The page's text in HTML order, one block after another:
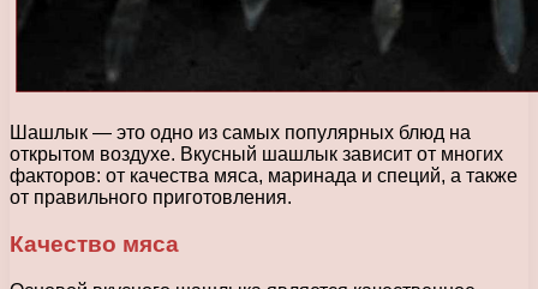
Шашлык — это одно из самых популярных блюд на
открытом воздухе. Вкусный шашлык зависит от многих
факторов: от качества мяса, маринада и специй, а также
от правильного приготовления.
Качество мяса